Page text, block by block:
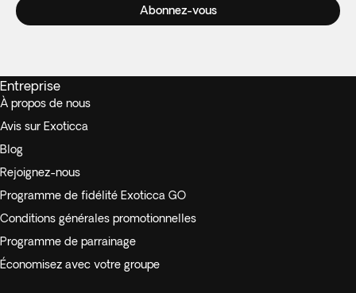
Abonnez-vous
Entreprise
À propos de nous
Avis sur Exoticca
Blog
Rejoignez-nous
Programme de fidélité Exoticca GO
Conditions générales promotionnelles
Programme de parrainage
Économisez avec votre groupe